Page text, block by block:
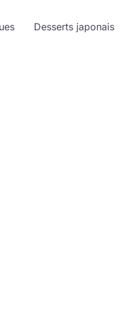
Desserts japonais